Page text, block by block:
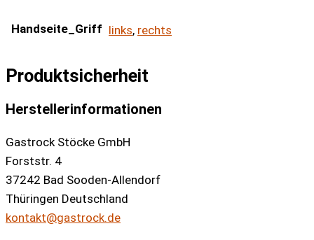
Handseite_Griff links, rechts
Produktsicherheit
Herstellerinformationen
Gastrock Stöcke GmbH
Forststr. 4
37242 Bad Sooden-Allendorf
Thüringen Deutschland
kontakt@gastrock.de